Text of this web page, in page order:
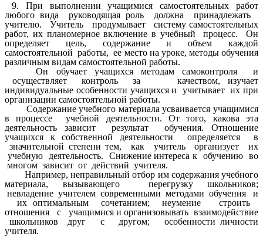
9. При выполнении учащимися самостоятельных работ
любого вида руководящая роль должна принадлежать
учителю. Учитель продумывает систему самостоятельных
работ, их планомерное включение в учебный процесс. Он
определяет цель, содержание и объем каждой
самостоятельной работы, ее место на уроке, методы обучения
различным видам самостоятельной работы.
Он обучает учащихся методам самоконтроля и
осуществляет контроль за качеством, изучает
индивидуальные особенности учащихся и учитывает их при
организации самостоятельной работы.
Содержание учебного материала усваивается учащимися
в процессе учебной деятельности. От того, какова эта
деятельность зависит результат обучения. Отношение
учащихся к собственной деятельности определяется в
значительной степени тем, как учитель организует их
учебную деятельность. Снижение интереса к обучению во
многом зависит от действий учителя.
Например, неправильный отбор им содержания учебного
материала, вызывающего перегрузку школьников;
невладение учителем современными методами обучения и
их оптимальным сочетанием; неумение строить
отношения с учащимися и организовывать взаимодействие
школьников друг с другом; особенности личности
учителя.